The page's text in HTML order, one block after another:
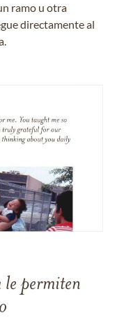
ramo u otra
directamente al
permiten